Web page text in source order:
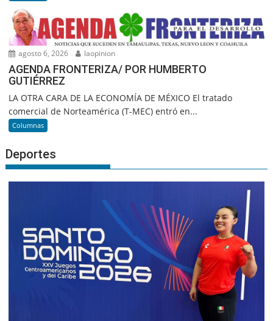
agosto 6, 2026 laopinion
AGENDA FRONTERIZA/ POR HUMBERTO
GUTIÉRREZ
LA OTRA CARA DE LA ECONOMÍA DE MÉXICO El tratado
comercial de Norteamérica (T-MEC) entró en...
Columnas
Deportes